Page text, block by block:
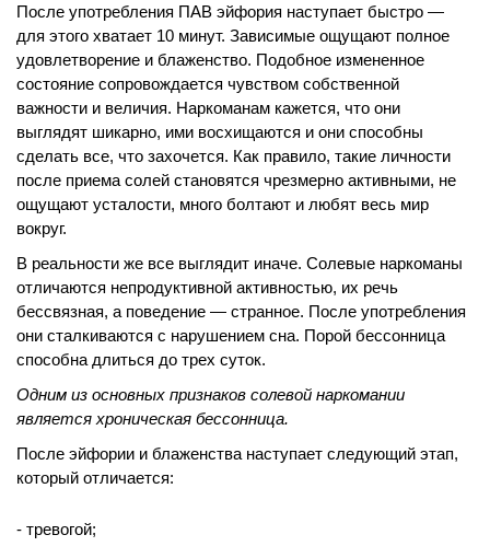
После употребления ПАВ эйфория наступает быстро —
для этого хватает 10 минут. Зависимые ощущают полное
удовлетворение и блаженство. Подобное измененное
состояние сопровождается чувством собственной
важности и величия. Наркоманам кажется, что они
выглядят шикарно, ими восхищаются и они способны
сделать все, что захочется. Как правило, такие личности
после приема солей становятся чрезмерно активными, не
ощущают усталости, много болтают и любят весь мир
вокруг.
В реальности же все выглядит иначе. Солевые наркоманы
отличаются непродуктивной активностью, их речь
бессвязная, а поведение — странное. После употребления
они сталкиваются с нарушением сна. Порой бессонница
способна длиться до трех суток.
Одним из основных признаков солевой наркомании
является хроническая бессонница.
После эйфории и блаженства наступает следующий этап,
который отличается:
тревогой;